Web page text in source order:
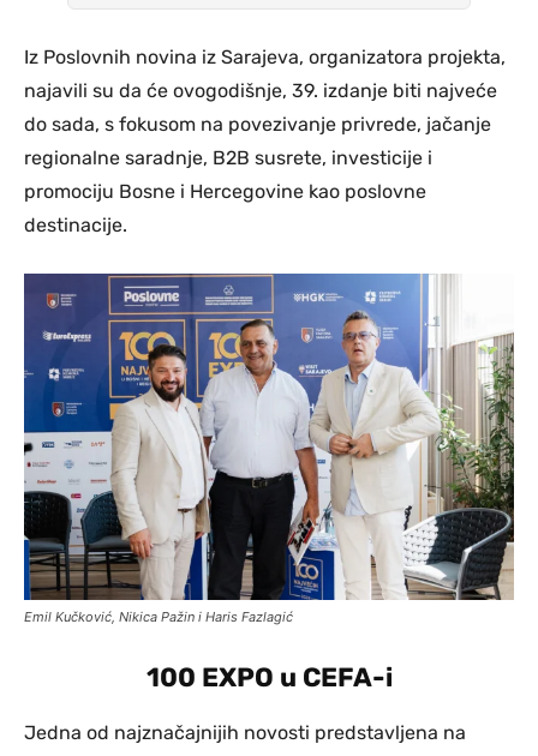
Iz Poslovnih novina iz Sarajeva, organizatora projekta,
najavili su da će ovogodišnje, 39. izdanje biti najveće
do sada, s fokusom na povezivanje privrede, jačanje
regionalne saradnje, B2B susrete, investicije i
promociju Bosne i Hercegovine kao poslovne
destinacije.
Emil Kučković, Nikica Pažin i Haris Fazlagić
100 EXPO u CEFA-i
Jedna od najznačajnijih novosti predstavljena na